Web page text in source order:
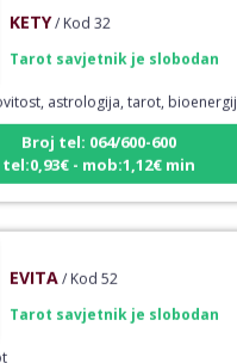
/ Kod 32
Tarot savjetnik je slobodan
astrologija, tarot, bioenergija
Broj tel: 064/600-600
tel:0,93€ - mob:1,12€ min
/ Kod 52
Tarot savjetnik je slobodan